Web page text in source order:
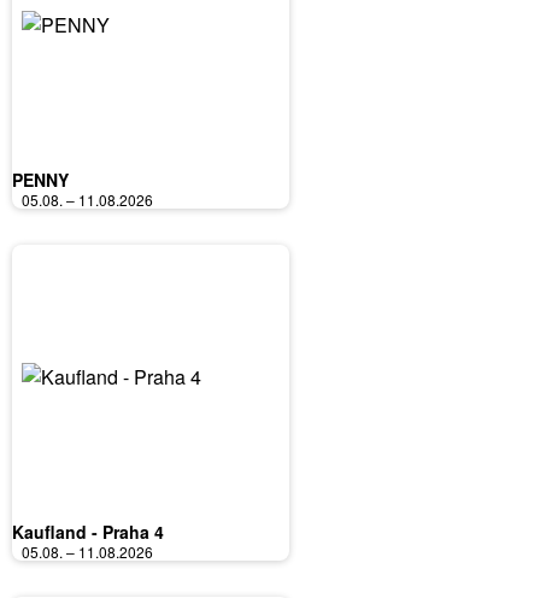
PENNY
05.08. – 11.08.2026
Kaufland - Praha 4
05.08. – 11.08.2026